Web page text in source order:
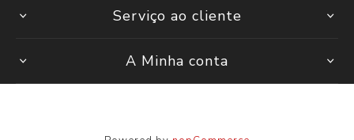
Serviço ao cliente
A Minha conta